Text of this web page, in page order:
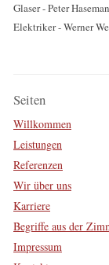
Glaser - Peter
Elektriker - Werner
Seiten
Willkommen
Leistungen
Referenzen
Wir über uns
Karriere
Begriffe aus der
Impressum